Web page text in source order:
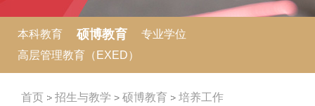
本科教育 硕博教育
专业学位
高层管理教育（EXED）
首页 招生与教学 硕博教育 培养工作